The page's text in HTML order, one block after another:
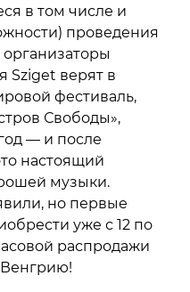
в том числе и
проведения
Sziget верят в
фестиваль,
Свободы»,
— и после
настоящий
музыки.
но первые
уже с 12 по
распродажи